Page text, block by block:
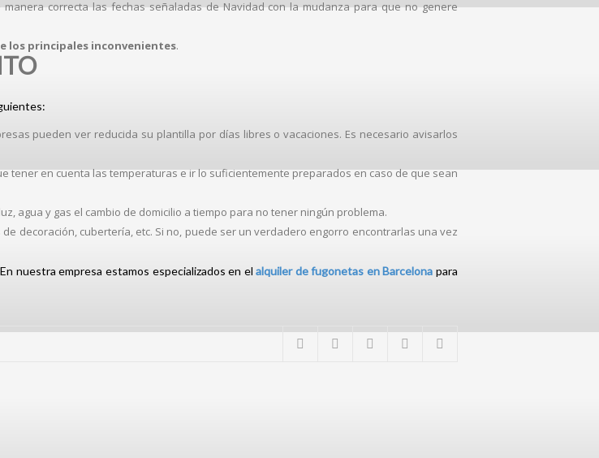
correcta las fechas señaladas de Navidad con la mudanza para que no genere
los principales inconvenientes.
pueden ver reducida su plantilla por días libres o vacaciones. Es necesario avisarlos
tener en cuenta las temperaturas e ir lo suficientemente preparados en caso de que sean
agua y gas el cambio de domicilio a tiempo para no tener ningún problema.
de decoración, cubertería, etc. Si no, puede ser un verdadero engorro encontrarlas una vez
nuestra empresa estamos especializados en elalquiler de fugonetas en Barcelona para